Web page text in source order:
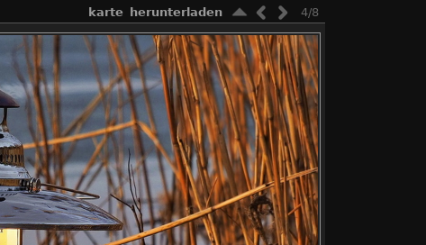
4/8
herunterladen
karte